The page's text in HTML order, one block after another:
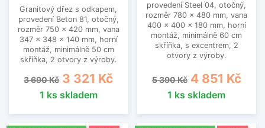
Granitový dřez s odkapem,
provedení Beton 81, otočný,
rozměr 750 x 420 mm, vana
347 x 348 x 140 mm, horní
montáž, minimálně 50 cm
skříňka, 2 otvory z výroby.
Běžná cena
3 690 Kč Cena
3 321 Kč
1 ks skladem
provedení Steel 04, otočný,
rozměr 780 x 480 mm, vana
400 x 400 x 180 mm, horní
montáž, minimálně 60 cm
skříňka, s excentrem, 2
otvory z výroby.
Běžná cena
5 390 Kč Cena
4 851 Kč
1 ks skladem